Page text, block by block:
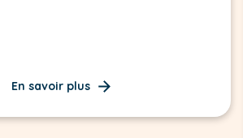
En savoir plus